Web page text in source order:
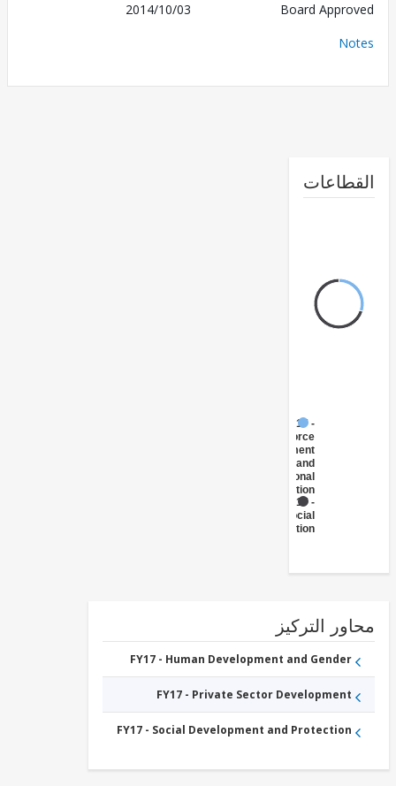
Board
2014/10/03
Workforce
Development
Vocational
Education
Protection
التركيز
FY17 - Human Development and Gender
FY17 - Private Sector Development
FY17 - Social Development and Protection